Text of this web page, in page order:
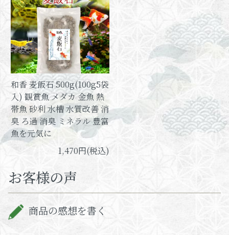
和香 麦飯石 500g(100g5袋
入) 観賞魚 メダカ 金魚 熱
帯魚 砂利 水槽 水質改善 消
臭 ろ過 消臭 ミネラル 豊富
魚を元気に
1,470円(税込)
お客様の声
商品の感想を書く